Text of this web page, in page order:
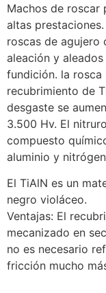
Machos de roscar
altas
roscas de agujero
aleación y
fundición. la rosca
recubrimiento de
desgaste se
3.500 Hv. El
compuesto
aluminio y
El TiAlN es un
negro violáceo.
Ventajas: El
mecanizado en
no es necesario
fricción mucho